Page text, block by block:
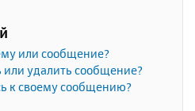
или сообщение?
или удалить сообщение?
к своему сообщению?